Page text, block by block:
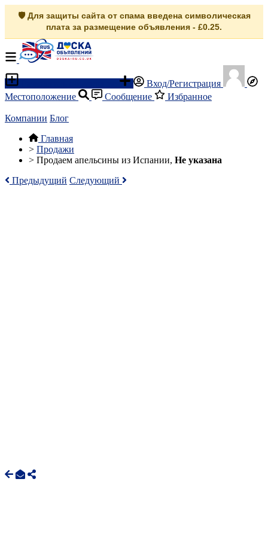
🛡️ Для защиты сайта от спама введена символическая
плата за размещение объявления - £0.25.
Вход/Регистрация
Местоположение
Сообщение Избранное
Компании Блог
Главная
> Продажи
> Продаем апельсины из Испании, Не указана
Предыдущий Следующий